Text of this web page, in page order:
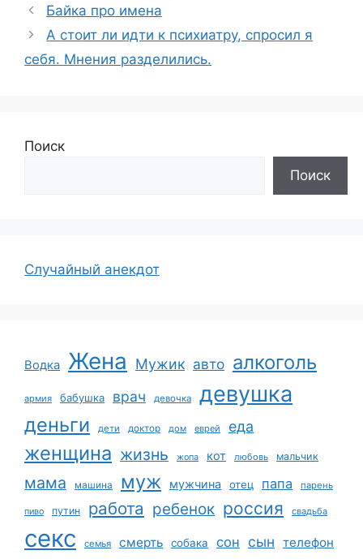
Байка про имена
А стоит ли идти к психиатру, спросил я
себя. Мнения разделились.
Поиск
Поиск
Случайный анекдот
Водка Жена Мужик авто алкоголь
армия бабушка врач девочка девушка
деньги дети доктор дом еврей еда
женщина жизнь жопа кот любовь мальчик
мама машина муж мужчина отец папа парень
пиво путин работа ребенок россия свадьба
секс семья смерть собака сон сын телефон